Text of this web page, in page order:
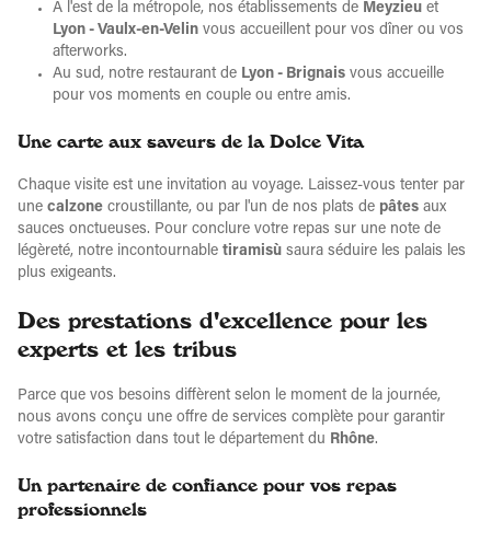
À l'est de la métropole, nos établissements de Meyzieu et
Lyon - Vaulx-en-Velin vous accueillent pour vos dîner ou vos
afterworks.
Au sud, notre restaurant de Lyon - Brignais vous accueille
pour vos moments en couple ou entre amis.
Une carte aux saveurs de la Dolce Vita
Chaque visite est une invitation au voyage. Laissez-vous tenter par
une calzone croustillante, ou par l'un de nos plats de pâtes aux
sauces onctueuses. Pour conclure votre repas sur une note de
légèreté, notre incontournable tiramisù saura séduire les palais les
plus exigeants.
Des prestations d'excellence pour les
experts et les tribus
Parce que vos besoins diffèrent selon le moment de la journée,
nous avons conçu une offre de services complète pour garantir
votre satisfaction dans tout le département du Rhône.
Un partenaire de confiance pour vos repas
professionnels